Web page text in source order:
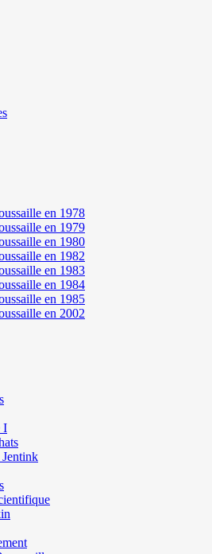
en 1978
en 1979
en 1980
en 1982
en 1983
en 1984
en 1985
en 2002
I